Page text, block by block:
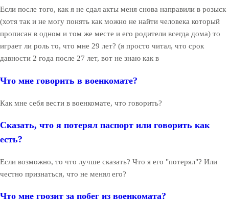
Если после того, как я не сдал акты меня снова направили в розыск
(хотя так и не могу понять как можно не найти человека который
прописан в одном и том же месте и его родители всегда дома) то
играет ли роль то, что мне 29 лет? (я просто читал, что срок
давности 2 года после 27 лет, вот не знаю как в
Что мне говорить в военкомате?
Как мне себя вести в военкомате, что говорить?
Сказать, что я потерял паспорт или говорить как
есть?
Если возможно, то что лучше сказать? Что я его "потерял"? Или
честно признаться, что не менял его?
Что мне грозит за побег из военкомата?